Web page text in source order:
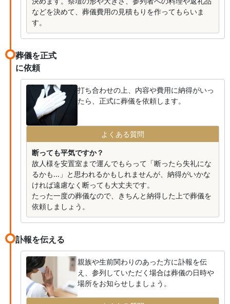
などを決めて、葬儀費用の見積もりを作ってもらいま
す。
葬儀を正式
に依頼
打ち合わせの上、内容や費用に納得がいっ
たら、正式に葬儀を依頼します。
よくある質問
断っても平気ですか？
故人様を安置室まで運んでもらって「断ったら失礼にな
るかも...」と思われるかもしれませんが、納得がいかな
ければ遠慮なく断っても大丈夫です。
たった一度の葬儀なので、きちんと納得した上で葬儀を
依頼しましょう。
訃報を伝える
親族や生前関わりのあった方に訃報を伝
え、参列していただく場合は葬儀の日時や
場所をお知らせしましょう。